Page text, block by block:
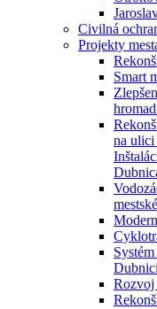
Civilná
Projekty
Smart
na ulici
Rozvoj